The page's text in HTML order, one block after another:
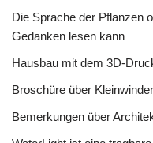
Die Sprache der Pflanzen
Gedanken lesen kann
Hausbau mit dem 3D-
Broschüre über
Bemerkungen über